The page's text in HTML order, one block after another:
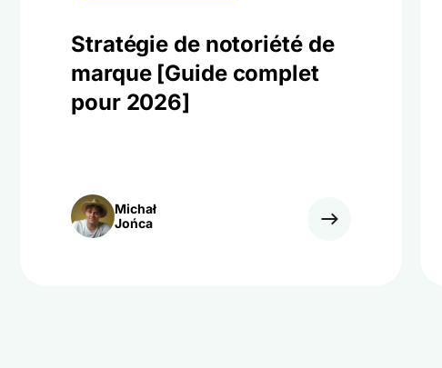
Stratégie de notoriété de
marque [Guide complet
pour 2026]
Michał
Jońca